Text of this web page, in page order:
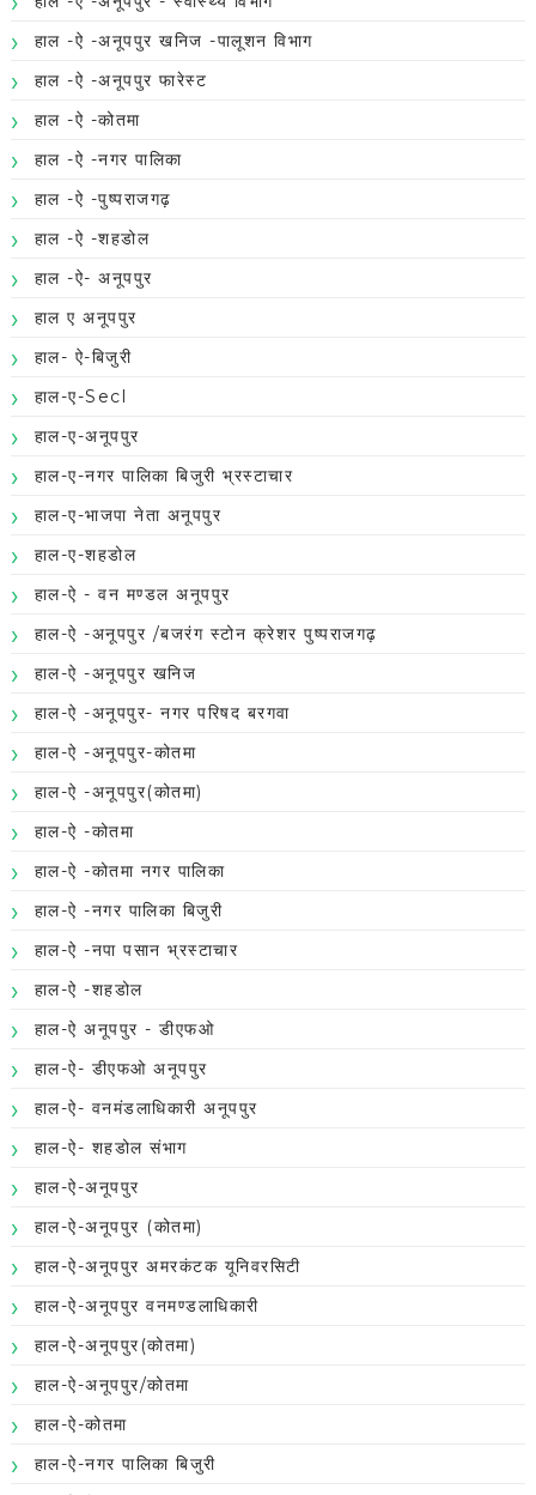
हाल -ऐ -अनूपपुर खनिज -पालूशन विभाग
हाल -ऐ -अनूपपुर फारेस्ट
हाल -ऐ -कोतमा
हाल -ऐ -नगर पालिका
हाल -ऐ -पुष्पराजगढ़
हाल -ऐ -शहडोल
हाल -ऐ- अनूपपुर
हाल ए अनूपपुर
हाल- ऐ-बिजुरी
हाल-ए-Secl
हाल-ए-अनूपपुर
हाल-ए-नगर पालिका बिजुरी भ्रस्टाचार
हाल-ए-भाजपा नेता अनूपपुर
हाल-ए-शहडोल
हाल-ऐ - वन मण्डल अनूपपुर
हाल-ऐ -अनूपपुर /बजरंग स्टोन क्रेशर पुष्पराजगढ़
हाल-ऐ -अनूपपुर खनिज
हाल-ऐ -अनूपपुर- नगर परिषद बरगवा
हाल-ऐ -अनूपपुर-कोतमा
हाल-ऐ -अनूपपुर(कोतमा)
हाल-ऐ -कोतमा
हाल-ऐ -कोतमा नगर पालिका
हाल-ऐ -नगर पालिका बिजुरी
हाल-ऐ -नपा पसान भ्रस्टाचार
हाल-ऐ -शहडोल
हाल-ऐ अनूपपुर - डीएफओ
हाल-ऐ- डीएफओ अनूपपुर
हाल-ऐ- वनमंडलाधिकारी अनूपपुर
हाल-ऐ- शहडोल संभाग
हाल-ऐ-अनूपपुर
हाल-ऐ-अनूपपुर (कोतमा)
हाल-ऐ-अनूपपुर अमरकंटक यूनिवरसिटी
हाल-ऐ-अनूपपुर वनमण्डलाधिकारी
हाल-ऐ-अनूपपुर(कोतमा)
हाल-ऐ-अनूपपुर/कोतमा
हाल-ऐ-कोतमा
हाल-ऐ-नगर पालिका बिजुरी